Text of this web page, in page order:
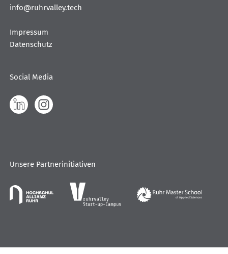
info@ruhrvalley.tech
Impressum
Datenschutz
Social Media
LinkedinInstagram
Unsere Partnerinitiativen